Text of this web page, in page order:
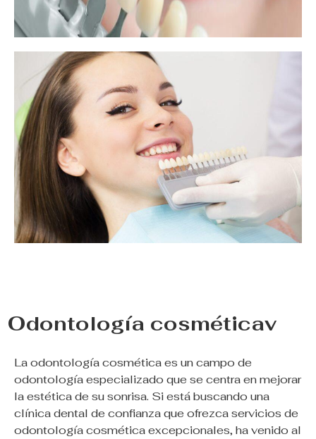
Odontología cosméticav
La odontología cosmética es un campo de
odontología especializado que se centra en mejorar
la estética de su sonrisa. Si está buscando una
clínica dental de confianza que ofrezca servicios de
odontología cosmética excepcionales, ha venido al